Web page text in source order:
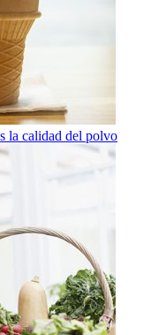
la calidad del polvo